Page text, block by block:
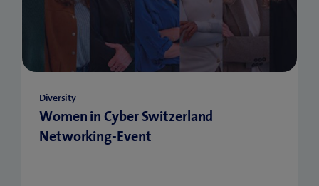
Diversity
Women in Cyber Switzerland
Networking-Event